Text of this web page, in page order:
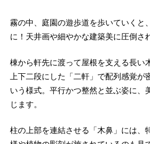
霧の中、庭園の遊歩道を歩いていくと
に！天井画や細やかな建築美に圧倒さ
棟から軒先に渡って屋根を支える長い
上下二段にした「二軒」で配列感覚が
いう様式。平行かつ整然と並ぶ姿に、
じます。
柱の上部を連結させる「木鼻」には、